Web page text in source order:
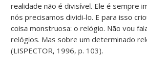
realidade não é divisível. Ele é sempre
nós precisamos dividi-lo. E para isso
coisa monstruosa: o relógio. Não vou
relógios. Mas sobre um determinado
(LISPECTOR, 1996, p. 103).